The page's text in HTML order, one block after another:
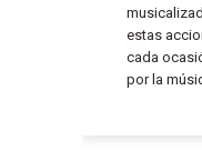
estas
cada
por la